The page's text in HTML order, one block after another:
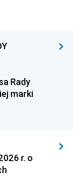
Rady
marki
r. o